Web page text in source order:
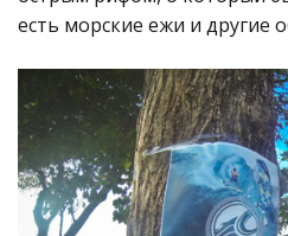
есть морские ежи и другие